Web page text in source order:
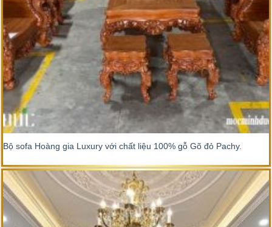
Bộ sofa Hoàng gia Luxury với chất liệu 100% gỗ Gõ đỏ Pachy.